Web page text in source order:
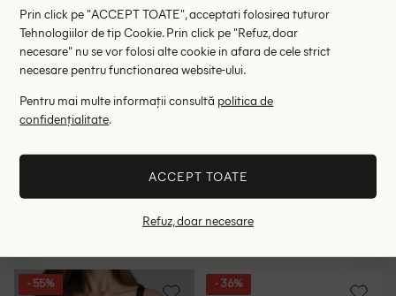
Chiloti Marlies Dekkers, negru
149.00 lei
RRP: 299.00 lei
Chiloti Marlies Dekkers, negru
98.00 lei
RRP: 499.00 lei
- 55% - 36%
Prin click pe "ACCEPT TOATE", acceptati folosirea tuturor
Tehnologiilor de tip Cookie. Prin click pe "Refuz, doar
necesare" nu se vor folosi alte cookie in afara de cele strict
necesare pentru functionarea website-ului.
Pentru mai multe informații consultă politica de
confidențialitate.
ACCEPT TOATE
Refuz, doar necesare